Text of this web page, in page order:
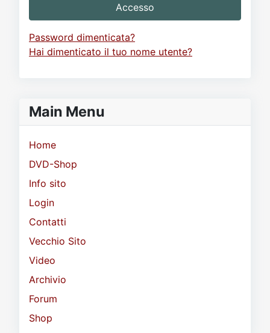
Accesso
Password dimenticata?
Hai dimenticato il tuo nome utente?
Main Menu
Home
DVD-Shop
Info sito
Login
Contatti
Vecchio Sito
Video
Archivio
Forum
Shop